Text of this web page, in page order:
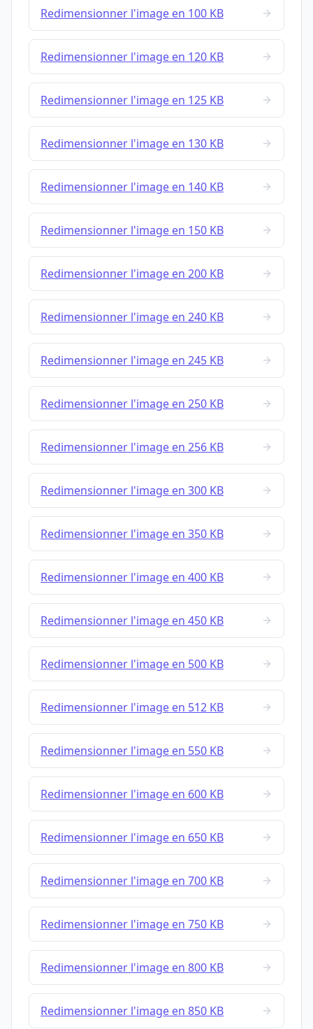
Redimensionner l'image en 100 KB
Redimensionner l'image en 120 KB
Redimensionner l'image en 125 KB
Redimensionner l'image en 130 KB
Redimensionner l'image en 140 KB
Redimensionner l'image en 150 KB
Redimensionner l'image en 200 KB
Redimensionner l'image en 240 KB
Redimensionner l'image en 245 KB
Redimensionner l'image en 250 KB
Redimensionner l'image en 256 KB
Redimensionner l'image en 300 KB
Redimensionner l'image en 350 KB
Redimensionner l'image en 400 KB
Redimensionner l'image en 450 KB
Redimensionner l'image en 500 KB
Redimensionner l'image en 512 KB
Redimensionner l'image en 550 KB
Redimensionner l'image en 600 KB
Redimensionner l'image en 650 KB
Redimensionner l'image en 700 KB
Redimensionner l'image en 750 KB
Redimensionner l'image en 800 KB
Redimensionner l'image en 850 KB